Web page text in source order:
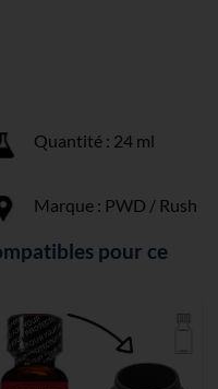
Quantité : 24 ml
Marque : PWD / Rush
pour ce